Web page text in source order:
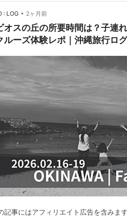
: LOG • 2ヶ月前
オスの丘の所要時間は？子連
ルーズ体験レポ｜沖縄旅行
記事にはアフィリエイト広告を含みま